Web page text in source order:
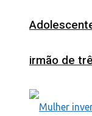
irmão de